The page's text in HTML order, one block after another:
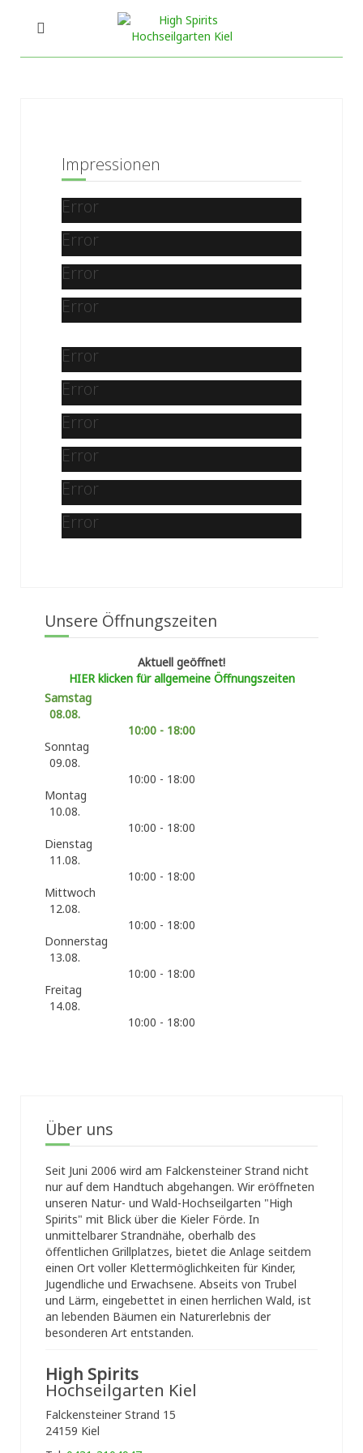
Impressionen
Error
Error
Error
Error
Error
Error
Error
Error
Error
Error
Unsere Öffnungszeiten
Aktuell geöffnet!
HIER klicken für allgemeine Öffnungszeiten
Samstag
08.08.
10:00 - 18:00
Sonntag
09.08.
10:00 - 18:00
Montag
10.08.
10:00 - 18:00
Dienstag
11.08.
10:00 - 18:00
Mittwoch
12.08.
10:00 - 18:00
Donnerstag
13.08.
10:00 - 18:00
Freitag
14.08.
10:00 - 18:00
Über uns
Seit Juni 2006 wird am Falckensteiner Strand nicht
nur auf dem Handtuch abgehangen. Wir eröffneten
unseren Natur- und Wald-Hochseilgarten "High
Spirits" mit Blick über die Kieler Förde. In
unmittelbarer Strandnähe, oberhalb des
öffentlichen Grillplatzes, bietet die Anlage seitdem
einen Ort voller Klettermöglichkeiten für Kinder,
Jugendliche und Erwachsene. Abseits von Trubel
und Lärm, eingebettet in einen herrlichen Wald, ist
an lebenden Bäumen ein Naturerlebnis der
besonderen Art entstanden.
High Spirits
Hochseilgarten Kiel
Falckensteiner Strand 15
24159 Kiel